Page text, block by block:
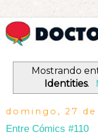
Mostrando
Identities.
domingo, 27
Entre Cómics #110